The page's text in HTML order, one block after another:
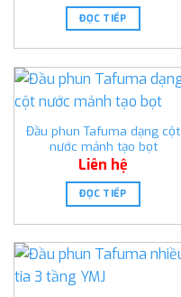
ĐỌC TIẾP
Đầu phun Tafuma dạng cột
nước mảnh tạo bọt
Liên hệ
ĐỌC TIẾP